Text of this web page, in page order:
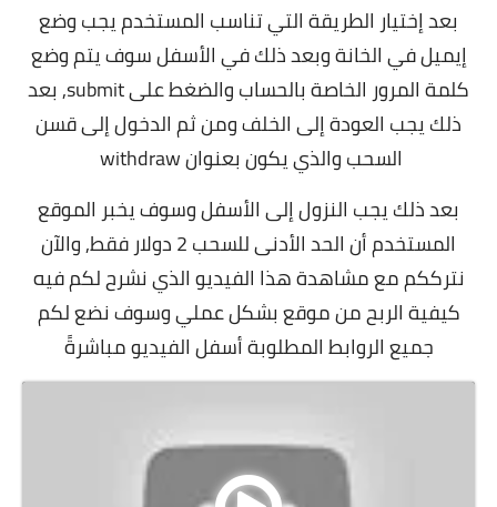
بعد إختيار الطريقة التي تناسب المستخدم يجب وضع
إيميل في الخانة وبعد ذلك في الأسفل سوف يتم وضع
كلمة المرور الخاصة بالحساب والضغط على submit,
بعد
ذلك يجب العودة إلى الخلف ومن ثم الدخول إلى قسن
السحب والذي يكون بعنوان withdraw
بعد ذلك يجب النزول إلى الأسفل وسوف يخبر الموقع
المستخدم أن الحد الأدنى للسحب 2 دولار فقط, و
الآن
نترككم مع مشاهدة هذا الفيديو الذي نشرح لكم فيه
كيفية الربح من موقع بشكل عملي وسوف نضع لكم
جميع الروابط المطلوبة أسفل الفيديو مباشرةً